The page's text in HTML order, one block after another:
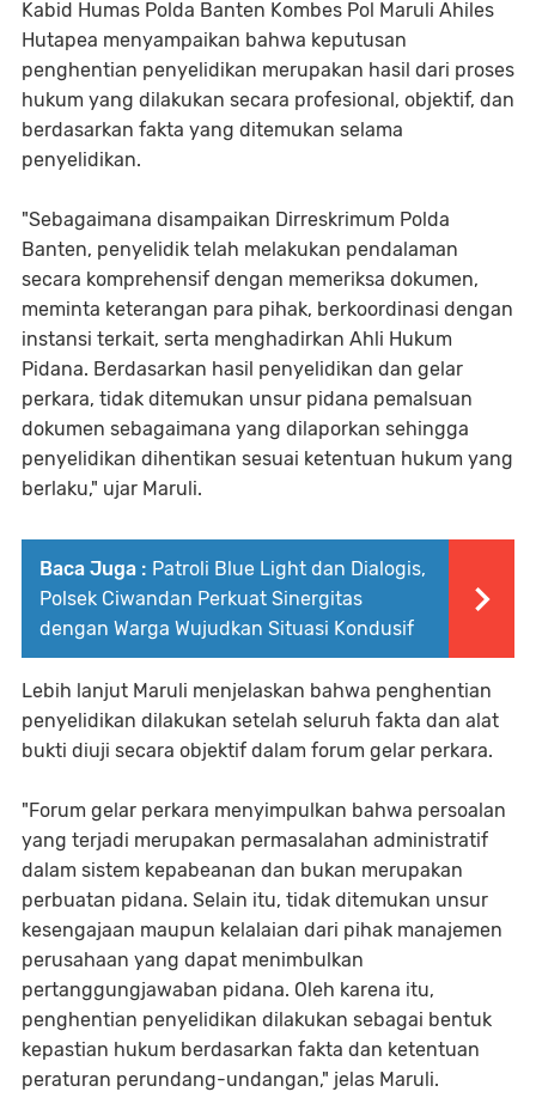
Kabid Humas Polda Banten Kombes Pol Maruli Ahiles
Hutapea menyampaikan bahwa keputusan
penghentian penyelidikan merupakan hasil dari proses
hukum yang dilakukan secara profesional, objektif, dan
berdasarkan fakta yang ditemukan selama
penyelidikan.
"Sebagaimana disampaikan Dirreskrimum Polda
Banten, penyelidik telah melakukan pendalaman
secara komprehensif dengan memeriksa dokumen,
meminta keterangan para pihak, berkoordinasi dengan
instansi terkait, serta menghadirkan Ahli Hukum
Pidana. Berdasarkan hasil penyelidikan dan gelar
perkara, tidak ditemukan unsur pidana pemalsuan
dokumen sebagaimana yang dilaporkan sehingga
penyelidikan dihentikan sesuai ketentuan hukum yang
berlaku," ujar Maruli.
Baca Juga : Patroli Blue Light dan Dialogis,
Polsek Ciwandan Perkuat Sinergitas
dengan Warga Wujudkan Situasi Kondusif
Lebih lanjut Maruli menjelaskan bahwa penghentian
penyelidikan dilakukan setelah seluruh fakta dan alat
bukti diuji secara objektif dalam forum gelar perkara.
"Forum gelar perkara menyimpulkan bahwa persoalan
yang terjadi merupakan permasalahan administratif
dalam sistem kepabeanan dan bukan merupakan
perbuatan pidana. Selain itu, tidak ditemukan unsur
kesengajaan maupun kelalaian dari pihak manajemen
perusahaan yang dapat menimbulkan
pertanggungjawaban pidana. Oleh karena itu,
penghentian penyelidikan dilakukan sebagai bentuk
kepastian hukum berdasarkan fakta dan ketentuan
peraturan perundang-undangan," jelas Maruli.